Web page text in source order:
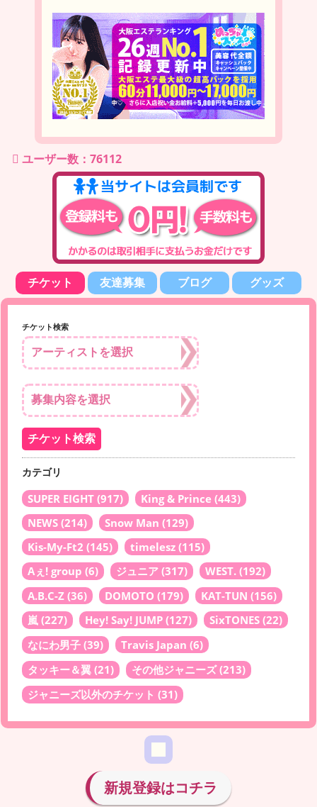
ユーザー数：76112
チケット 友達募集 ブログ グッズ
チケット検索
カテゴリ
SUPER EIGHT (917) King & Prince (443)
NEWS (214) Snow Man (129)
Kis-My-Ft2 (145) timelesz (115)
Aぇ! group (6) ジュニア (317) WEST. (192)
A.B.C-Z (36) DOMOTO (179) KAT-TUN (156)
嵐 (227) Hey! Say! JUMP (127) SixTONES (22)
なにわ男子 (39) Travis Japan (6)
タッキー＆翼 (21) その他ジャニーズ(213)
ジャニーズ以外のチケット (31)
新規登録はコチラ